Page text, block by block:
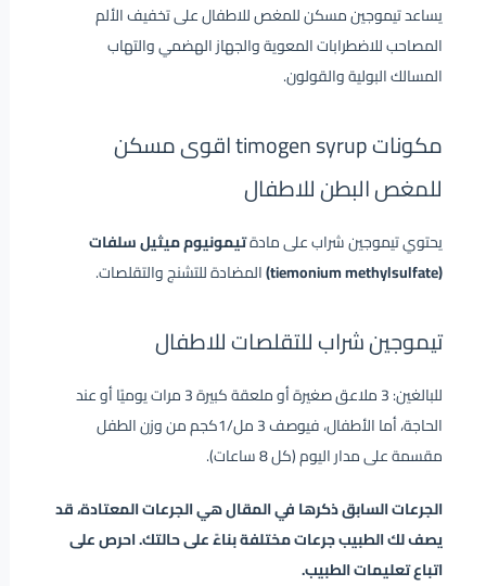
يساعد تيموجين مسكن للمغص للاطفال على تخفيف الألم
المصاحب للاضطرابات المعوية والجهاز الهضمي والتهاب
المسالك البولية والقولون.
مكونات timogen syrup اقوى مسكن
للمغص البطن للاطفال
يحتوي تيموجين شراب على مادةتيمونيوم ميثيل سلفات
(tiemonium methylsulfate)
المضادة للتشنج والتقلصات.
تيموجين شراب للتقلصات للاطفال
للبالغين: 3 ملاعق صغيرة أو ملعقة كبيرة 3 مرات يوميًا أو عند
الحاجة، أما الأطفال، فيوصف 3 مل/1كجم من وزن الطفل
مقسمة على مدار اليوم (كل 8 ساعات).
الجرعات السابق ذكرها في المقال هي الجرعات المعتادة، قد
يصف لك الطبيب جرعات مختلفة بناءً على حالتك. احرص على
اتباع تعليمات الطبيب.